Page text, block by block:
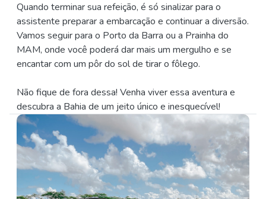
Quando terminar sua refeição, é só sinalizar para o
assistente preparar a embarcação e continuar a diversão.
Vamos seguir para o Porto da Barra ou a Prainha do
MAM, onde você poderá dar mais um mergulho e se
encantar com um pôr do sol de tirar o fôlego.
Não fique de fora dessa! Venha viver essa aventura e
descubra a Bahia de um jeito único e inesquecível!